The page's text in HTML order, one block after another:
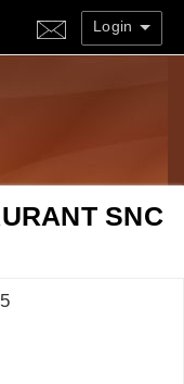
Login
SNC